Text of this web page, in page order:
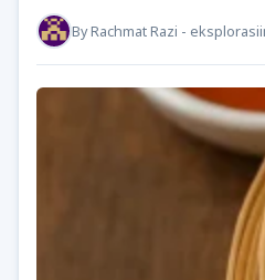
ByRachmat Razi -